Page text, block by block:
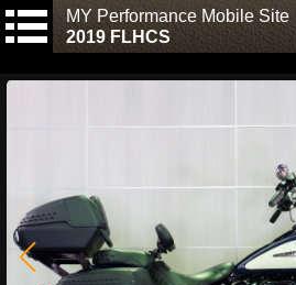
MY Performance Mobile Site
2019 FLHCS